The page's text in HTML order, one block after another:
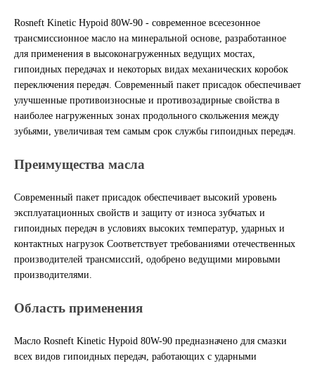
Другие бренды подшипников
Автожидкости
Охлаждающие жидкости
Тормозные жидкости
Специальные жидкости
Автосмазки
CHEVRON
АГРИНОЛ
ГАЗПРОМ
Rosneft Kinetic Hypoid 80W-90 - современное всесезонное
трансмиссионное масло на минеральной основе, разработанное
для применения в высоконагруженных ведущих мостах,
гипоидных передачах и некоторых видах механических коробок
переключения передач. Современный пакет присадок обеспечивает
улучшенные противоизносные и противозадирные свойства в
наиболее нагруженных зонах продольного скольжения между
зубьями, увеличивая тем самым срок службы гипоидных передач.
Преимущества масла
Современный пакет присадок обеспечивает высокий уровень
эксплуатационных свойств и защиту от износа зубчатых и
гипоидных передач в условиях высоких температур, ударных и
контактных нагрузок Соответствует требованиями отечественных
производителей трансмиссий, одобрено ведущими мировыми
производителями.
Область применения
Масло Rosneft Kinetic Hypoid 80W-90 предназначено для смазки
всех видов гипоидных передач, работающих с ударными